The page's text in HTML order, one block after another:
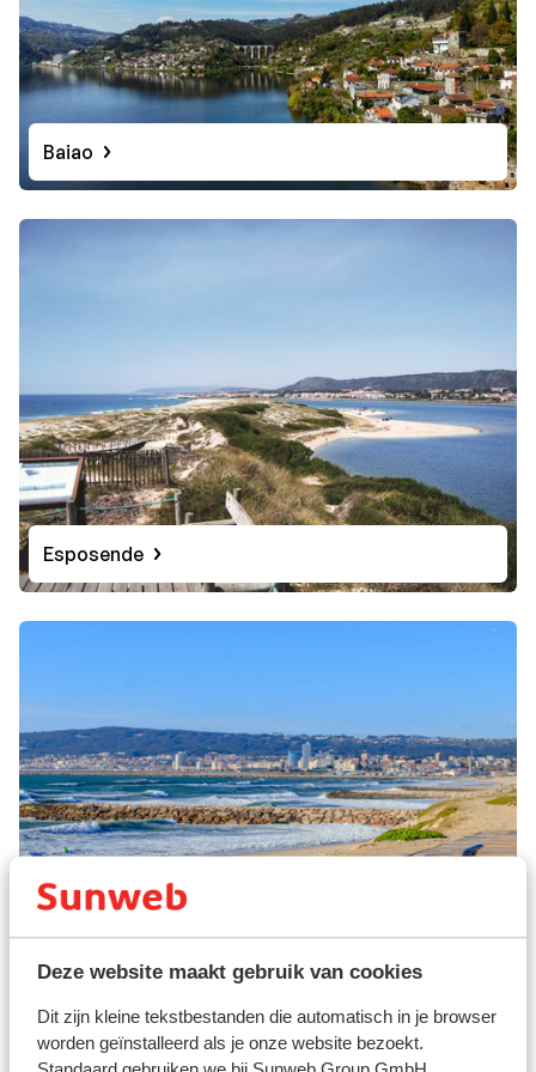
Deze website maakt gebruik van cookies
Dit zijn kleine tekstbestanden die automatisch in je browser
worden geïnstalleerd als je onze website bezoekt.
prachtige kleurrijke huizen, de bijzondere Azelejo's op
de gevels, oude kerken en de 76 meter hoge toren
Torre dos Clérigos. Hier geniet je boven van een
prachtig panoramisch uitzicht over de stad.
Wellicht de bekendste export uit de regio is de
portwijn. Breng een bezoekje aan de wijnkelders in Vila
Nova de Gaia en proef hoe lekker en divers deze wijn
Let op: aan de Costa de Lisboa is geen reisleiding
aanwezig. Bij aankomst op de luchthaven van Lissabon
word je opgevangen door een lokale (Engelssprekende)
Baiao
Esposende
Figueira da Foz